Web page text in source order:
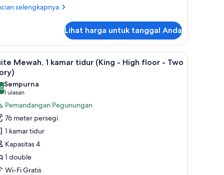
selengkapnya
Lihat harga untuk tanggal Anda
angsa, dan brankas 1 kamar tidur, seprai premium, selimut bulu
10 Mewah, 1 kamar tidur (King - High floor - Two
dari 10
Sempurna
1 ulasan
(1
ulasan)
Pemandangan Pegunungan
76 meter persegi
1 kamar tidur
Kapasitas 4
1 double
Wi-Fi Gratis